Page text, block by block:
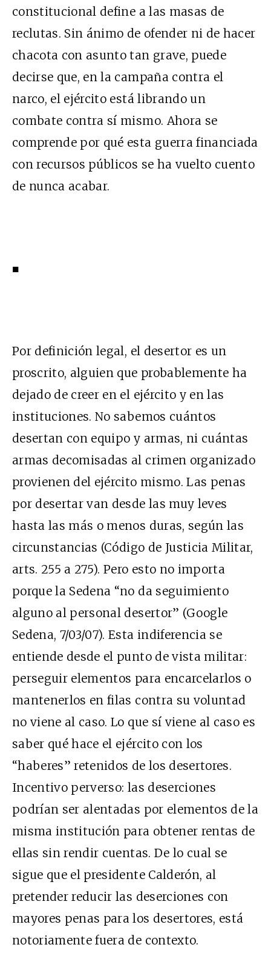
constitucional define a las masas de
reclutas. Sin ánimo de ofender ni de hacer
chacota con asunto tan grave, puede
decirse que, en la campaña contra el
narco, el ejército está librando un
combate contra sí mismo. Ahora se
comprende por qué esta guerra financiada
con recursos públicos se ha vuelto cuento
de nunca acabar.
■
Por definición legal, el desertor es un
proscrito, alguien que probablemente ha
dejado de creer en el ejército y en las
instituciones. No sabemos cuántos
desertan con equipo y armas, ni cuántas
armas decomisadas al crimen organizado
provienen del ejército mismo. Las penas
por desertar van desde las muy leves
hasta las más o menos duras, según las
circunstancias (Código de Justicia Militar,
arts. 255 a 275). Pero esto no importa
porque la Sedena “no da seguimiento
alguno al personal desertor” (Google
Sedena, 7/03/07). Esta indiferencia se
entiende desde el punto de vista militar:
perseguir elementos para encarcelarlos o
mantenerlos en filas contra su voluntad
no viene al caso. Lo que sí viene al caso es
saber qué hace el ejército con los
“haberes” retenidos de los desertores.
Incentivo perverso: las deserciones
podrían ser alentadas por elementos de la
misma institución para obtener rentas de
ellas sin rendir cuentas. De lo cual se
sigue que el presidente Calderón, al
pretender reducir las deserciones con
mayores penas para los desertores, está
notoriamente fuera de contexto.